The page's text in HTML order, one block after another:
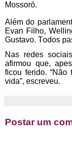
Mossoró.
Além do
Evan Filho,
Gustavo. Todos
Nas redes
afirmou que,
ficou ferido.
vida”, escreveu.
Postar um